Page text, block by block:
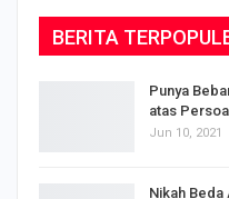
BERITA
Punya
atas
Jun 10, 2021
Nikah Beda